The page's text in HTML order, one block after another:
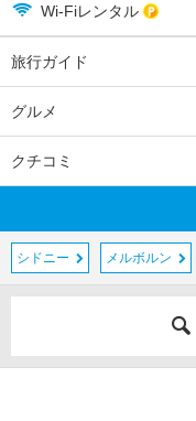
Wi-Fiレンタル
旅行ガイド
グルメ
クチコミ
シドニー メルボルン